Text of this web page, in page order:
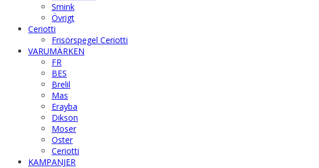
Smink
Övrigt
Ceriotti
Frisörspegel Ceriotti
VARUMÄRKEN
FR
BES
Brelil
Mas
Erayba
Dikson
Moser
Oster
Ceriotti
KAMPANJER